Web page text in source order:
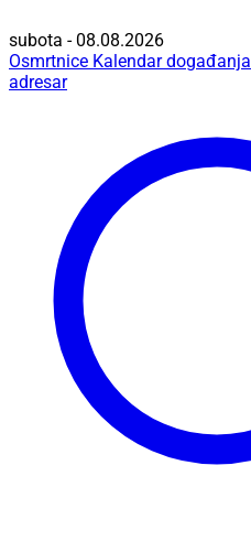
subota - 08.08.2026
Osmrtnice Kalendar događanja
adresar